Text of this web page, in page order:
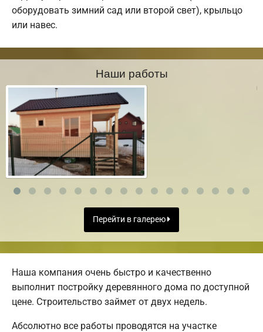
оборудовать зимний сад или второй свет), крыльцо
или навес.
Наши работы
Перейти в галерею
Наша компания очень быстро и качественно
выполнит постройку деревянного дома по доступной
цене. Строительство займет от двух недель.
Абсолютно все работы проводятся на участке